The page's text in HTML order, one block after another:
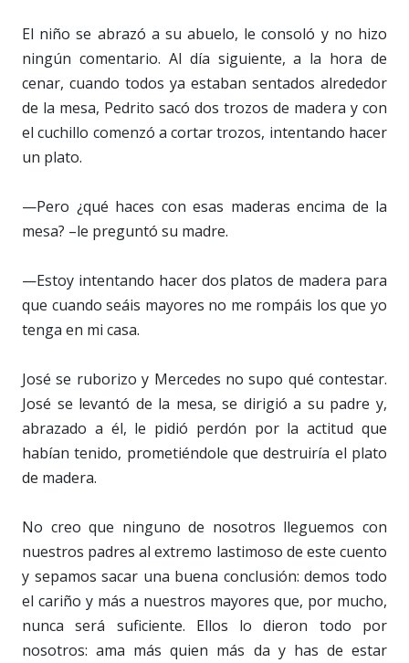
El niño se abrazó a su abuelo, le consoló y no hizo
ningún comentario. Al día siguiente, a la hora de
cenar, cuando todos ya estaban sentados alrededor
de la mesa, Pedrito sacó dos trozos de madera y con
el cuchillo comenzó a cortar trozos, intentando hacer
un plato.
—Pero ¿qué haces con esas maderas encima de la
mesa? –le preguntó su madre.
—Estoy intentando hacer dos platos de madera para
que cuando seáis mayores no me rompáis los que yo
tenga en mi casa.
José se ruborizo y Mercedes no supo qué contestar.
José se levantó de la mesa, se dirigió a su padre y,
abrazado a él, le pidió perdón por la actitud que
habían tenido, prometiéndole que destruiría el plato
de madera.
No creo que ninguno de nosotros lleguemos con
nuestros padres al extremo lastimoso de este cuento
y sepamos sacar una buena conclusión: demos todo
el cariño y más a nuestros mayores que, por mucho,
nunca será suficiente. Ellos lo dieron todo por
nosotros: ama más quien más da y has de estar